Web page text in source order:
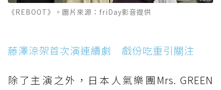
《REBOOT》。圖片來源：friDay影音提供
藤澤涼架首次演連續劇 戲份吃重引關注
除了主演之外，日本人氣樂團Mrs. GREEN